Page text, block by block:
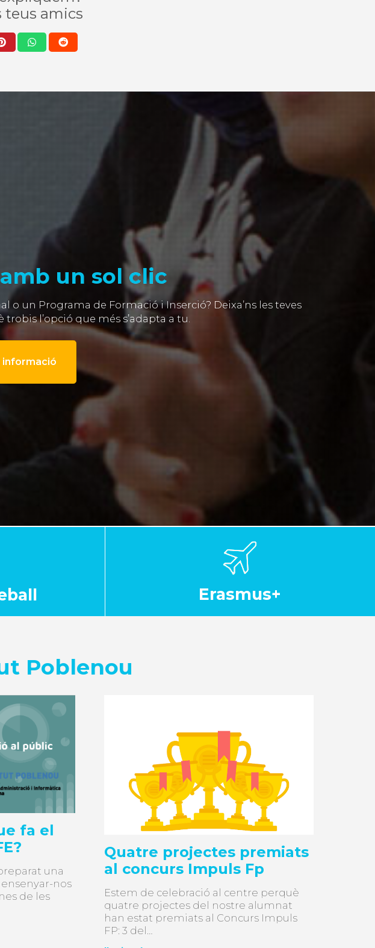
teus amics
un sol clic
un Programa de Formació i Inserció? Deixa’ns les teves
l’opció que més s’adapta a tu.
Erasmus+
Poblenou
fa el
una
nos
de les
Quatre projectes premiats
al concurs Impuls Fp
Estem de celebració al centre perquè
quatre projectes del nostre alumnat
han estat premiats al Concurs Impuls
FP: 3 del…